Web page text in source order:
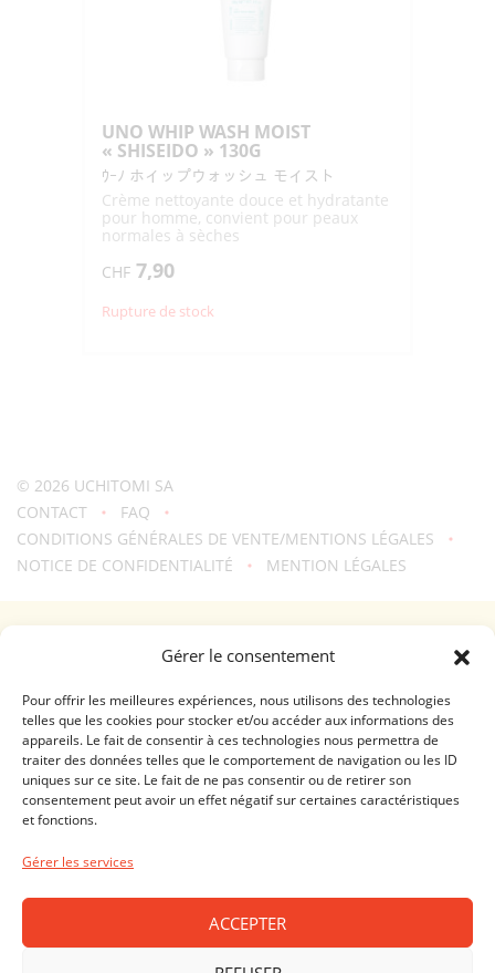
Gérer le consentement
Pour offrir les meilleures expériences, nous utilisons des technologies
telles que les cookies pour stocker et/ou accéder aux informations des
appareils. Le fait de consentir à ces technologies nous permettra de
traiter des données telles que le comportement de navigation ou les ID
uniques sur ce site. Le fait de ne pas consentir ou de retirer son
consentement peut avoir un effet négatif sur certaines caractéristiques
et fonctions.
Gérer les services
ACCEPTER
UNO WHIP WASH MOIST
« SHISEIDO » 130G
ｳｰﾉ ホイップウォッシュ モイスト
Crème nettoyante douce et hydratante
pour homme, convient pour peaux
normales à sèches
CHF 7,90
Rupture de stock
© 2026 UCHITOMI SA
CONTACT
FAQ
CONDITIONS GÉNÉRALES DE VENTE/MENTIONS LÉGALES
NOTICE DE CONFIDENTIALITÉ
MENTION LÉGALES
GENÈVE - RIVE DROITE (FERRIER)
Lundi - Vendredi: 9:00-18:30 / Samedi: 9:00-17:00
GENÈVE - RIVE GAUCHE (RHÔNE)
Horaires d'ouverture
Lundi - Vendredi: 10:00-19:00 / Samedi: 10:00-18:00
LAUSANNE - CENTRE VILLE
Lundi - Vendredi: 10:00-19:00 / Samedi: 09:00-18:00